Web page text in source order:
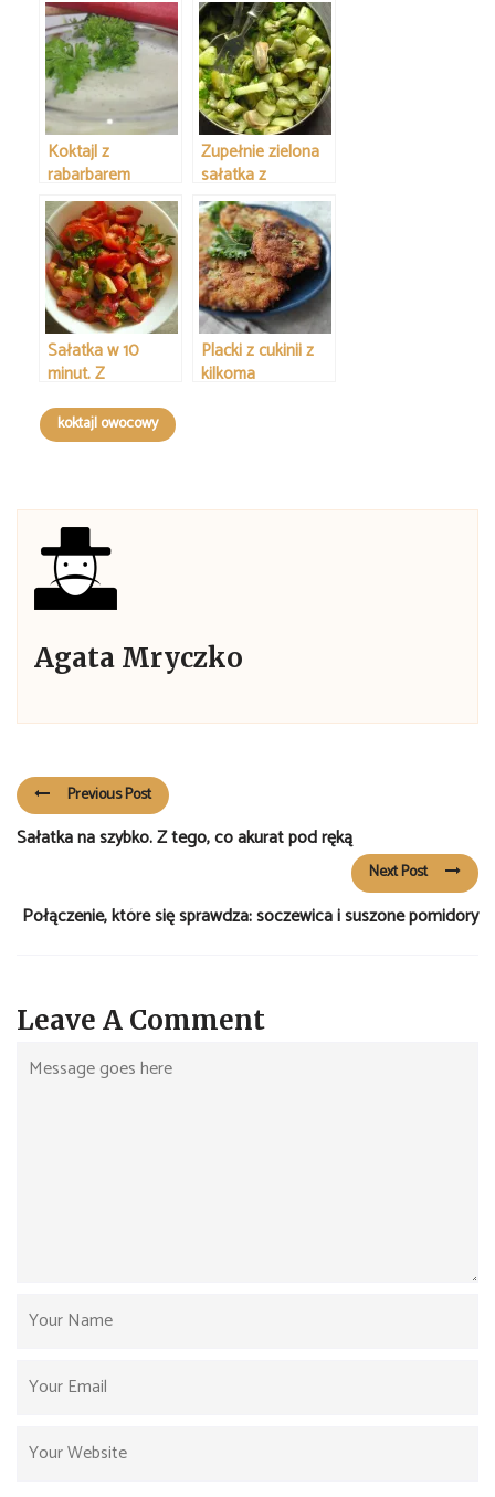
Koktajl z
rabarbarem
Zupełnie zielona
sałatka z
dodatkiem bobu
Sałatka w 10
minut. Z
czerwoną papryką
i cukinią
Placki z cukinii z
kilkoma
koktajl owocowy
Agata Mryczko
Previous Post
Sałatka na szybko. Z tego, co akurat pod ręką
Next Post
Połączenie, które się sprawdza: soczewica i suszone pomidory
Leave A Comment